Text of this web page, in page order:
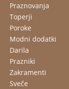
Praznovanja
Toperji
Poroke
Modni dodatki
Darila
Prazniki
Zakramenti
Sveče